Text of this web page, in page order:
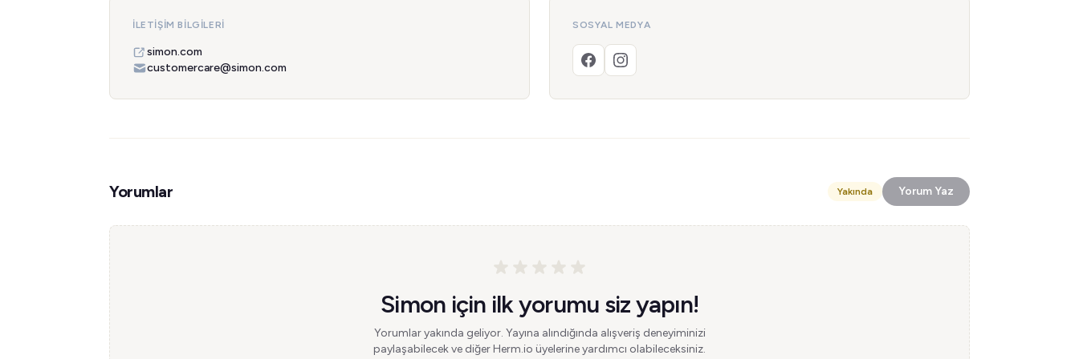
İLETIŞIM BILGILERI
simon.com
customercare@simon.com
SOSYAL MEDYA
Yorumlar Yakında Yorum Yaz
Simon için ilk yorumu siz yapın!
Yorumlar yakında geliyor. Yayına alındığında alışveriş deneyiminizi
paylaşabilecek ve diğer Herm.io üyelerine yardımcı olabileceksiniz.